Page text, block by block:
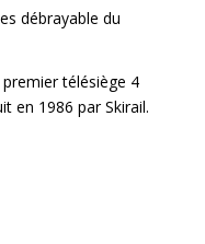
débrayable du
télésiège 4
en 1986 par Skirail.